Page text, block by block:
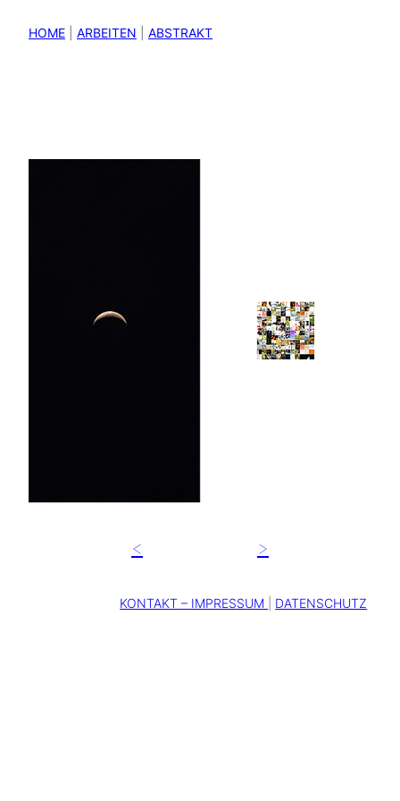
HOME ARBEITEN ABSTRAKT
< >
KONTAKT – IMPRESSUM DATENSCHUTZ